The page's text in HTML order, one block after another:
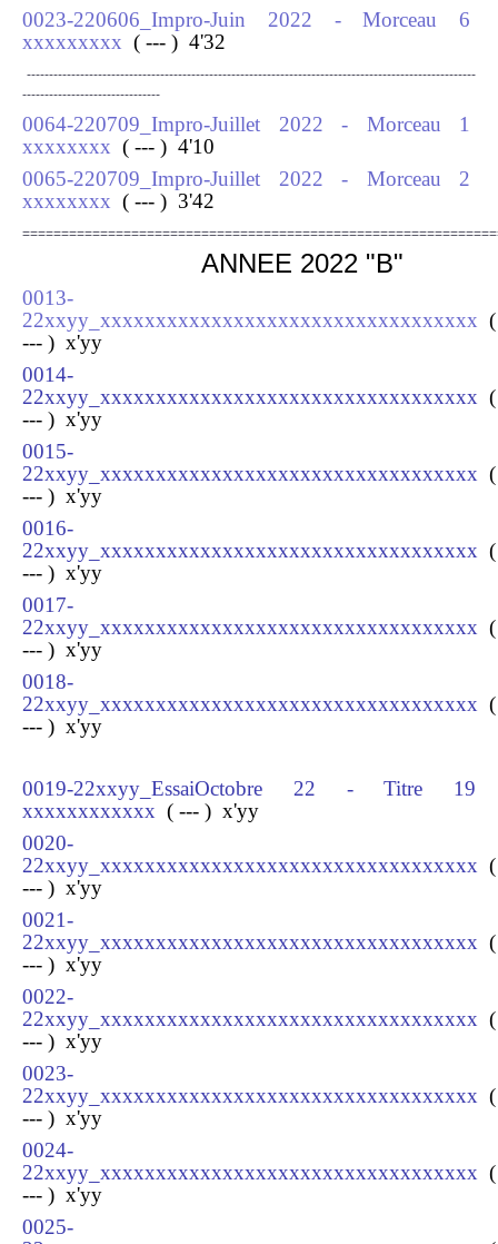
0023-220606_Impro-Juin 2022 - Morceau 6
xxxxxxxxx ( --- ) 4'32
-----------------------------------------------------------------------------------------------------
-------------------------------
0064-220709_Impro-Juillet 2022 - Morceau 1
xxxxxxxx ( --- ) 4'10
0065-220709_Impro-Juillet 2022 - Morceau 2
xxxxxxxx ( --- ) 3'42
ANNEE 2022 "B"
0013-
22xxyy_xxxxxxxxxxxxxxxxxxxxxxxxxxxxxxxxxx (
--- ) x'yy
0014-
22xxyy_xxxxxxxxxxxxxxxxxxxxxxxxxxxxxxxxxx (
--- ) x'yy
0015-
22xxyy_xxxxxxxxxxxxxxxxxxxxxxxxxxxxxxxxxx (
--- ) x'yy
0016-
22xxyy_xxxxxxxxxxxxxxxxxxxxxxxxxxxxxxxxxx (
--- ) x'yy
0017-
22xxyy_xxxxxxxxxxxxxxxxxxxxxxxxxxxxxxxxxx (
--- ) x'yy
0018-
22xxyy_xxxxxxxxxxxxxxxxxxxxxxxxxxxxxxxxxx (
--- ) x'yy
0019-22xxyy_EssaiOctobre 22 - Titre 19
xxxxxxxxxxxx ( --- ) x'yy
0020-
22xxyy_xxxxxxxxxxxxxxxxxxxxxxxxxxxxxxxxxx (
--- ) x'yy
0021-
22xxyy_xxxxxxxxxxxxxxxxxxxxxxxxxxxxxxxxxx (
--- ) x'yy
0022-
22xxyy_xxxxxxxxxxxxxxxxxxxxxxxxxxxxxxxxxx (
--- ) x'yy
0023-
22xxyy_xxxxxxxxxxxxxxxxxxxxxxxxxxxxxxxxxx (
--- ) x'yy
0024-
22xxyy_xxxxxxxxxxxxxxxxxxxxxxxxxxxxxxxxxx (
--- ) x'yy
0025-